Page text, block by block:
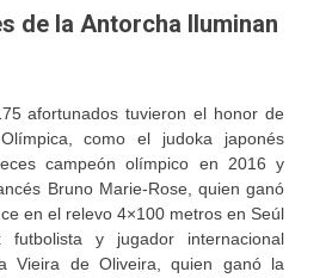
de la Antorcha Iluminan
afortunados tuvieron el honor de
como el judoka japonés
campeón olímpico en 2016 y
Bruno Marie-Rose, quien ganó
en el relevo 4×100 metros en Seúl
y jugador internacional
Vieira de Oliveira, quien ganó la